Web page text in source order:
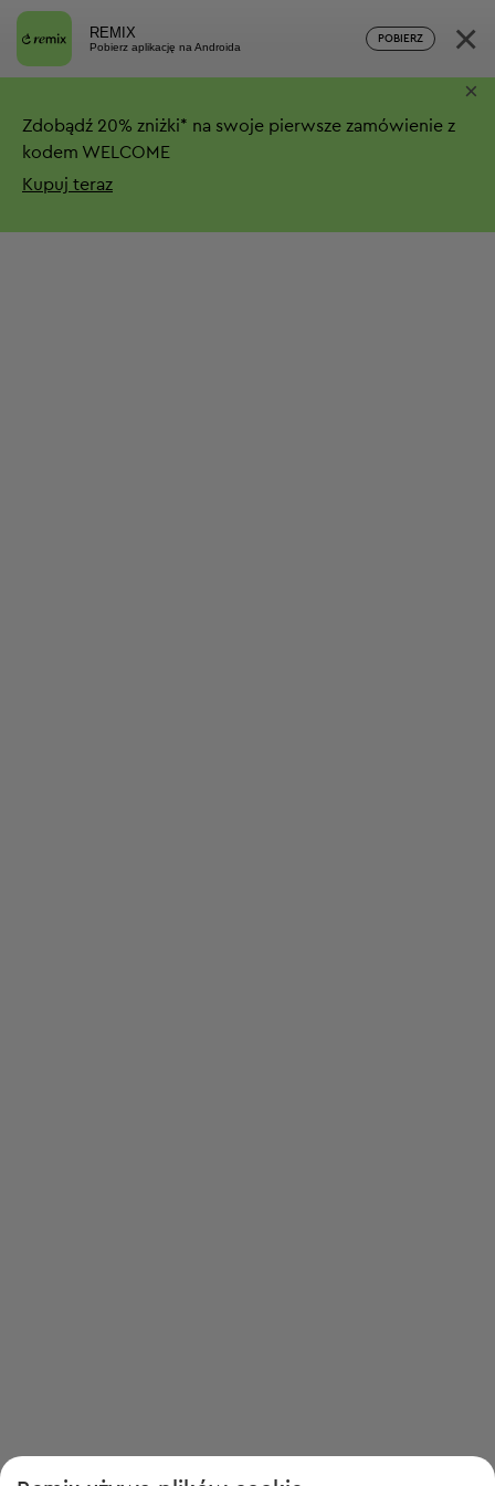
REMIX
Pobierz aplikację na Androida
POBIERZ ×
Zdobądź 20% zniżki* na swoje pierwsze zamówienie z
kodem WELCOME
Kupuj teraz
×